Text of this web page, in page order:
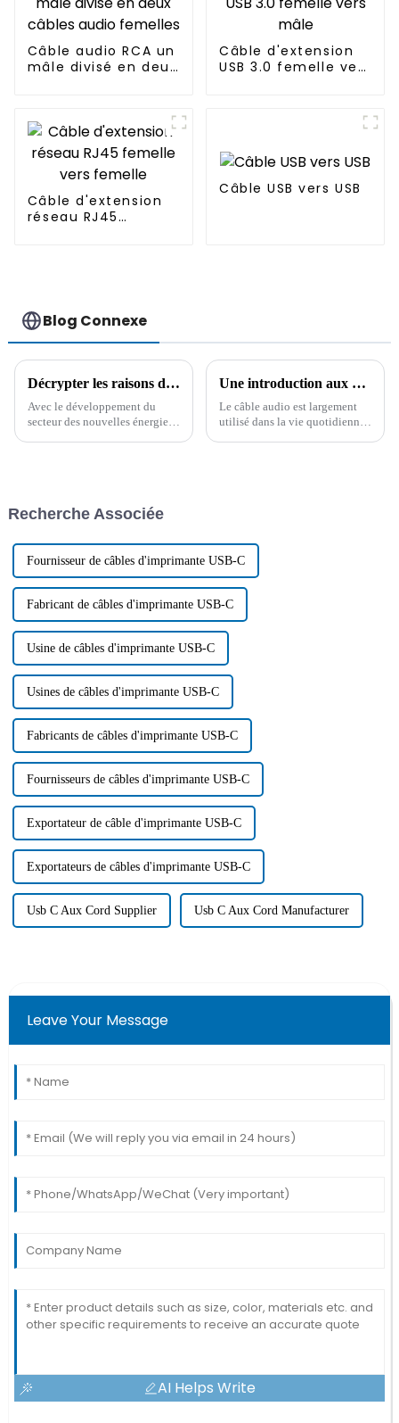
Câble audio RCA un
mâle divisé en deux
Câble d'extension
USB 3.0 femelle vers
Câble d'extension
réseau RJ45
Câble USB vers USB
Blog Connexe
Décrypter les raisons de la tendance à la hausse des prix internationaux du cuivre
Avec le développement du
secteur des nouvelles énergies,
l'offre de cuivre sont limitées...
Une introduction aux câbles audio courants et à leur application
Le câble audio est largement
utilisé dans la vie quotidienne,
Recherche Associée
Fournisseur de câbles d'imprimante USB-C
Fabricant de câbles d'imprimante USB-C
Usine de câbles d'imprimante USB-C
Usines de câbles d'imprimante USB-C
Fabricants de câbles d'imprimante USB-C
Fournisseurs de câbles d'imprimante USB-C
Exportateur de câble d'imprimante USB-C
Exportateurs de câbles d'imprimante USB-C
Usb C Aux Cord Supplier Usb C Aux Cord Manufacturer
Leave Your Message
AI Helps Write